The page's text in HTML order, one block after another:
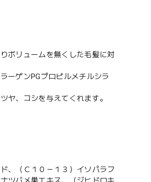
ボリュームを無くした毛髪に対
ーゲンPGプロピルメチルシラ
ヤ、コシを与えてくれます。
、（Ｃ１０－１３）イソパラフ